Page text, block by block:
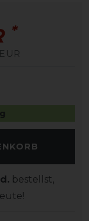
*
bestellst,